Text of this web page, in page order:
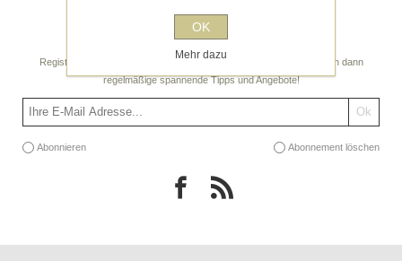
Newsletter
Registrieren Sie sich noch heute für unseren Newsletter! Sie erhalten dann
regelmäßige spannende Tipps und Angebote!
Abonnieren Abonnement löschen
OK
Mehr dazu